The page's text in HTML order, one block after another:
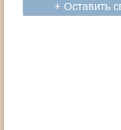
+ Оставить